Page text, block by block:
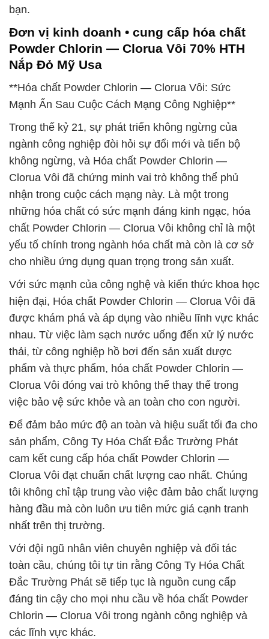
bạn.
Đơn vị kinh doanh • cung cấp hóa chất
Powder Chlorin — Clorua Vôi 70% HTH
Nắp Đỏ Mỹ Usa
**Hóa chất Powder Chlorin — Clorua Vôi: Sức
Mạnh Ẩn Sau Cuộc Cách Mạng Công Nghiệp**
Trong thế kỷ 21, sự phát triển không ngừng của
ngành công nghiệp đòi hỏi sự đổi mới và tiến bộ
không ngừng, và Hóa chất Powder Chlorin —
Clorua Vôi đã chứng minh vai trò không thể phủ
nhận trong cuộc cách mạng này. Là một trong
những hóa chất có sức mạnh đáng kinh ngạc, hóa
chất Powder Chlorin — Clorua Vôi không chỉ là một
yếu tố chính trong ngành hóa chất mà còn là cơ sở
cho nhiều ứng dụng quan trọng trong sản xuất.
Với sức mạnh của công nghệ và kiến thức khoa học
hiện đại, Hóa chất Powder Chlorin — Clorua Vôi đã
được khám phá và áp dụng vào nhiều lĩnh vực khác
nhau. Từ việc làm sạch nước uống đến xử lý nước
thải, từ công nghiệp hồ bơi đến sản xuất dược
phẩm và thực phẩm, hóa chất Powder Chlorin —
Clorua Vôi đóng vai trò không thể thay thế trong
việc bảo vệ sức khỏe và an toàn cho con người.
Để đảm bảo mức độ an toàn và hiệu suất tối đa cho
sản phẩm, Công Ty Hóa Chất Đắc Trường Phát
cam kết cung cấp hóa chất Powder Chlorin —
Clorua Vôi đạt chuẩn chất lượng cao nhất. Chúng
tôi không chỉ tập trung vào việc đảm bảo chất lượng
hàng đầu mà còn luôn ưu tiên mức giá cạnh tranh
nhất trên thị trường.
Với đội ngũ nhân viên chuyên nghiệp và đối tác
toàn cầu, chúng tôi tự tin rằng Công Ty Hóa Chất
Đắc Trường Phát sẽ tiếp tục là nguồn cung cấp
đáng tin cậy cho mọi nhu cầu về hóa chất Powder
Chlorin — Clorua Vôi trong ngành công nghiệp và
các lĩnh vực khác.